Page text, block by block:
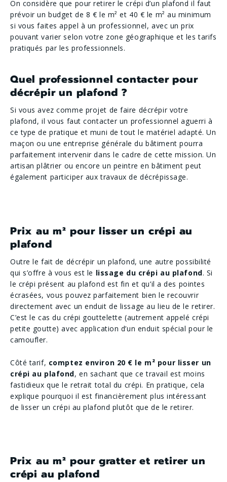
On considère que pour retirer le crépi d’un plafond il faut
prévoir un budget de 8 € le m² et 40 € le m² au minimum
si vous faites appel à un professionnel, avec un prix
pouvant varier selon votre zone géographique et les tarifs
pratiqués par les professionnels.
Quel professionnel contacter pour
décrépir un plafond ?
Si vous avez comme projet de faire décrépir votre
plafond, il vous faut contacter un professionnel aguerri à
ce type de pratique et muni de tout le matériel adapté. Un
maçon ou une entreprise générale du bâtiment pourra
parfaitement intervenir dans le cadre de cette mission. Un
artisan plâtrier ou encore un peintre en bâtiment peut
également participer aux travaux de décrépissage.
Prix au m² pour lisser un crépi au
plafond
Outre le fait de décrépir un plafond, une autre possibilité
qui s’offre à vous est le lissage du crépi au plafond. Si
le crépi présent au plafond est fin et qu’il a des pointes
écrasées, vous pouvez parfaitement bien le recouvrir
directement avec un enduit de lissage au lieu de le retirer.
C’est le cas du crépi gouttelette (autrement appelé crépi
petite goutte) avec application d’un enduit spécial pour le
camoufler.
Côté tarif, comptez environ 20 € le m² pour lisser un
crépi au plafond, en sachant que ce travail est moins
fastidieux que le retrait total du crépi. En pratique, cela
explique pourquoi il est financièrement plus intéressant
de lisser un crépi au plafond plutôt que de le retirer.
Prix au m² pour gratter et retirer un
crépi au plafond